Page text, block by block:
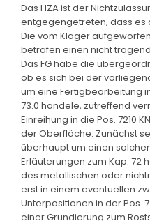
Das HZA ist der
entgegengetreten, dass es
Die vom Kläger
beträfen einen nicht
Das FG habe die
ob es sich bei der
um eine Fertigbearbeitung
73.0 handele, zutreffend
Einreihung in die Pos. 7210
der Oberfläche. Zunächst
überhaupt um einen
Erläuterungen zum Kap. 72
des metallischen oder
erst in einem eventuellen
Unterpositionen in der Pos.
einer Grundierung zum